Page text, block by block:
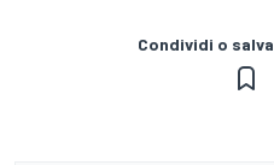
Condividi o